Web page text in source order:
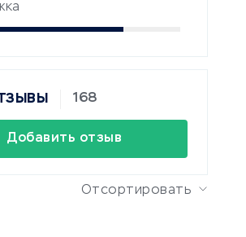
168
Добавить отзыв
Отсортировать